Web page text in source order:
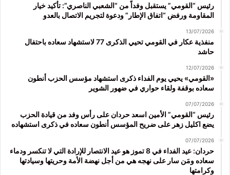
رئيس “القومي” يستقبل وفداً من “الشعبي الناصري”: تأكيد خيار
المقاومة ورفض “اتفاق الإطار” ودعوة لتجريم الاتصال بالعدو
13/07/2026
منفذية عكار في القومي تحيي الذكرى 77 لاستشهاد سعاده باحتفال
حاشد
12/07/2026
«القومي» يحيي يوم الفداء ذكرى استشهاد مؤسس الحزب أنطون
سعاده بوقفة ولقاء حواري في ضهور الشوير
07/07/2026
رئيس “القومي” الأمين اسعد حردان على رأس وفد من قيادة الحزب
يضع اكليل زهر على ضريح المؤسس أنطون سعاده في ذكرى استشهاده
07/07/2026
حردان: عيد الفداء في 8 تموز هو عيد الانتصار للإرادة التي لا تنكسر ودماء
سعاده ومَن سار على نهجه هي من أجل نهضة الأمة وحريتها وسيادتها
وكرامتها